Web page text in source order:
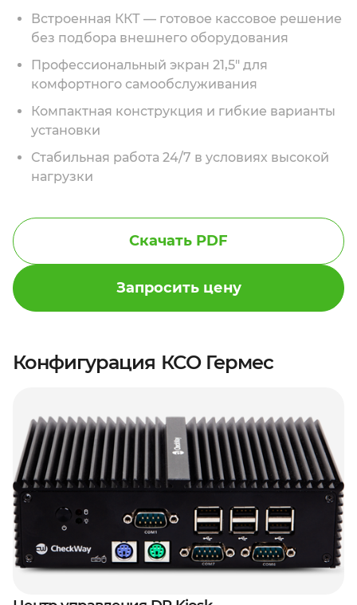
Встроенная ККТ — готовое кассовое решение
без подбора внешнего оборудования
Профессиональный экран 21,5″ для
комфортного самообслуживания
Компактная конструкция и гибкие варианты
установки
Стабильная работа 24/7 в условиях высокой
нагрузки
Запросить цену
Скачать PDF
Конфигурация КСО Гермес